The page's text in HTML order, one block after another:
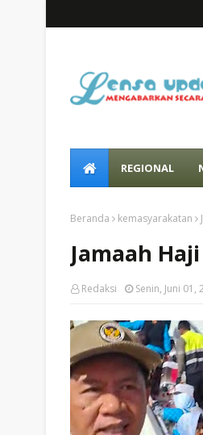
REGIONAL
Beranda kemasyarakatan
Jamaah
Redaksi Senin, Juni 01,